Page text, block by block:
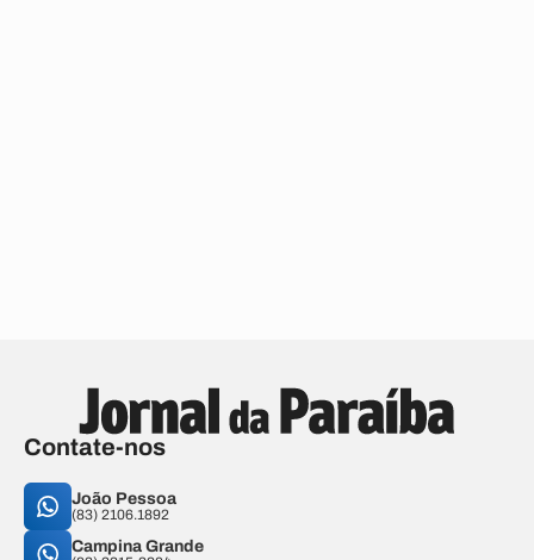
Contate-nos
João Pessoa
(83) 2106.1892
Campina Grande